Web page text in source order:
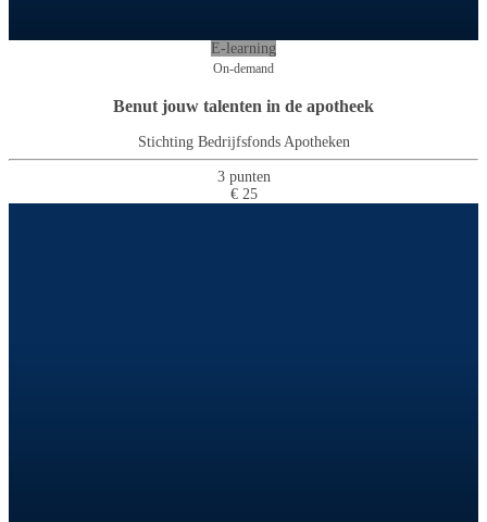
E-learning
On-demand
Benut jouw talenten in de apotheek
Stichting Bedrijfsfonds Apotheken
3 punten
€ 25